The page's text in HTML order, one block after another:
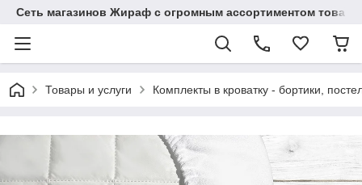
Сеть магазинов Жираф с огромным ассортиментом
Товары и услуги Комплекты в кроватку - бортики,